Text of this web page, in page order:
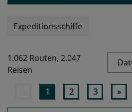
Expeditionsschiffe
1.062 Routen, 2.047
Reisen
1 2 3 »